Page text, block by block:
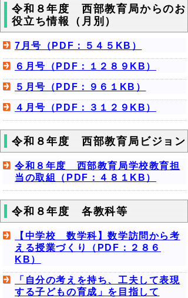
令和８年度 西部教育局からのお
役立ち情報（月別）
7月号（PDF：５４５KB）
６月号（PDF：１２８９KB）
５月号（PDF：９６１KB）
４月号（PDF：３１２９KB）
令和８年度 西部教育局ビジョン
令和８年度 西部教育局学校教育担
当の取組（PDF：４８１KB）
令和８年度 各教科等
【中学校 数学科】数学訪問から考
える授業づくり（PDF：２８６
KB）
「自分の考えを持ち、工夫して表現
する子どもの育成」を目指して